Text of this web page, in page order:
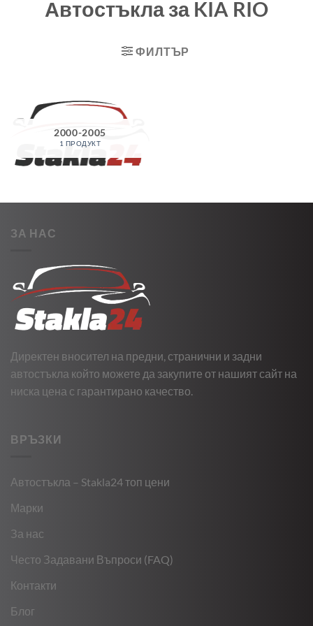
Автостъкла за KIA RIO
ФИЛТЪР
2000-2005
1 ПРОДУКТ
ЗА НАС
Директен вносител на предни, странични и задни
автостъкла който можете да закупите от нашият сайт на
ниска цена с гарантирано качество.
ВРЪЗКИ
Автостъкла – Stakla24 топ цени
Марки
За нас
Често Задавани Въпроси (FAQ)
Контакти
Блог